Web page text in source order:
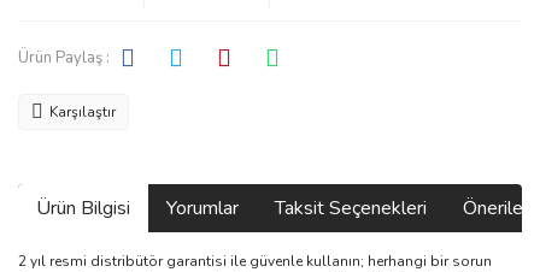
Ürün Paylaş :
Karşılaştır
Ürün Bilgisi Yorumlar Taksit Seçenekleri
2 yıl resmi distribütör garantisi ile güvenle kullanın; herhangi bir sorun